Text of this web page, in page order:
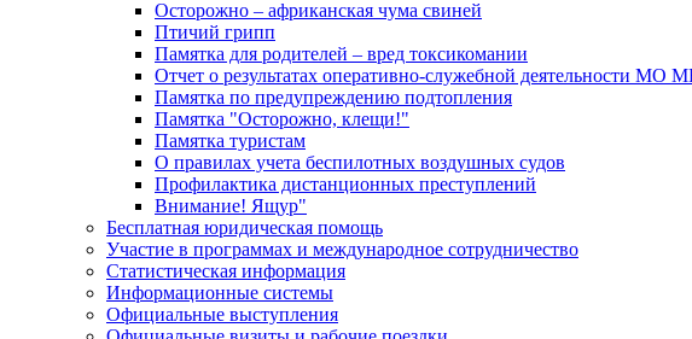
Осторожно – африканская чума свиней
Птичий грипп
Памятка для родителей – вред токсикомании
Отчет о результатах оперативно-служебной деятельности МО
Памятка по предупреждению подтопления
Памятка "Осторожно, клещи!"
Памятка туристам
О правилах учета беспилотных воздушных судов
Профилактика дистанционных преступлений
Внимание! Ящур"
Бесплатная юридическая помощь
Участие в программах и международное сотрудничество
Статистическая информация
Информационные системы
Официальные выступления